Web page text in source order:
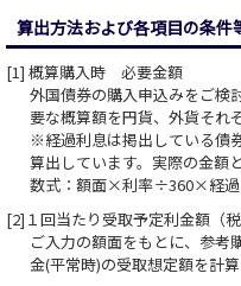
算出方法および各項目の条件
[1] 概算購入時 必要金額
外国債券の購入申込みをご検
要な概算額を円貨、外貨それ
※経過利息は掲出している債
算出しています。実際の金額
数式：額面×利率÷360×経過
[2]１回当たり受取予定利金額（税
ご入力の額面をもとに、参考
金(平常時)の受取想定額を計算